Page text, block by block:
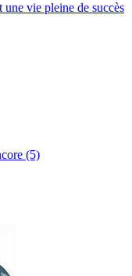
vie pleine de succès
(5)